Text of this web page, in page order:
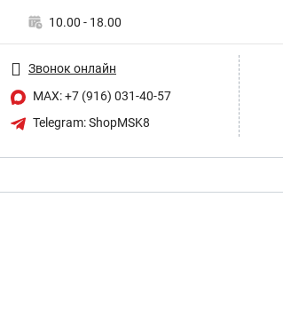
10.00 - 18.00
Звонок онлайн
MAX: +7 (916) 031-40-57
Telegram: ShopMSK8